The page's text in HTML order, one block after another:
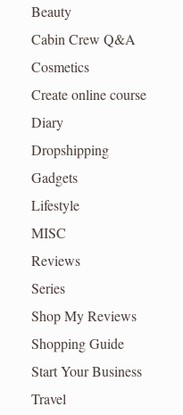
Beauty
Cabin Crew Q&A
Cosmetics
Create online course
Diary
Dropshipping
Gadgets
Lifestyle
MISC
Reviews
Series
Shop My Reviews
Shopping Guide
Start Your Business
Travel